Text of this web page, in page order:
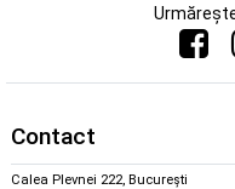
Contact
Calea Plevnei 222, București